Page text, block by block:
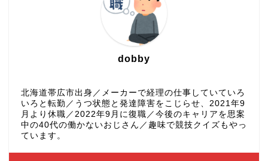
dobby
北海道帯広市出身／メーカーで経理の仕事していていろ
いろと転勤／うつ状態と発達障害をこじらせ、2021年9
月より休職／2022年9月に復職／今後のキャリアを思案
中の40代の働かないおじさん／趣味で競技クイズもやっ
ています。